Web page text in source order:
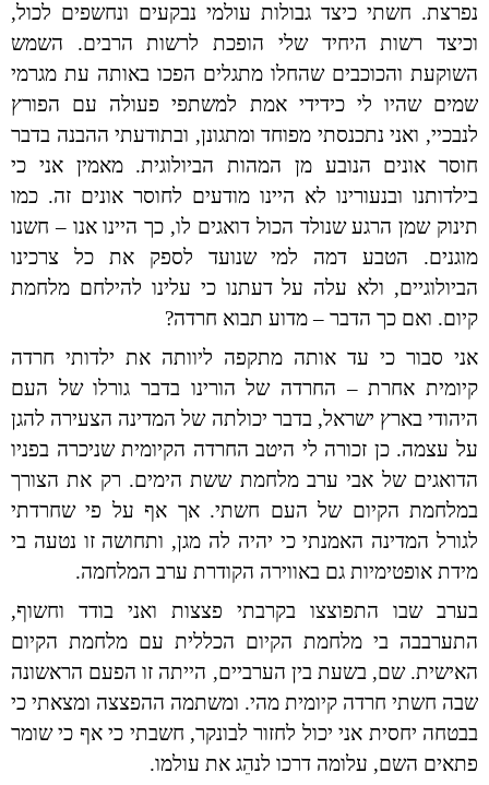
נפרצת. חשתי כיצד גבולות עולמי נבקעים ונחשפים לכול,
וכיצד רשות היחיד שלי הופכת לרשות הרבים. השמש
השוקעת והכוכבים שהחלו מתגלים הפכו באותה עת מגרמי
שמים שהיו לי כידידי אמת למשתפי פעולה עם הפורץ
לנבכיי, ואני נתכנסתי מפוחד ומתגונן, ובתודעתי ההבנה בדבר
חוסר אונים הנובע מן המהות הביולוגית. מאמין אני כי
בילדותנו ובנעורינו לא היינו מודעים לחוסר אונים זה. כמו
תינוק שמן הרגע שנולד הכול דואגים לו, כך היינו אנו – חשנו
מוגנים. הטבע דמה למי שנועד לספק את כל צרכינו
הביולוגיים, ולא עלה על דעתנו כי עלינו להילחם מלחמת
קיום. ואם כך הדבר – מדוע תבוא חרדה?
אני סבור כי עד אותה מתקפה ליוותה את ילדותי חרדה
קיומית אחרת – החרדה של הורינו בדבר גורלו של העם
היהודי בארץ ישראל, בדבר יכולתה של המדינה הצעירה להגן
על עצמה. כן זכורה לי היטב החרדה הקיומית שניכרה בפניו
הדואגים של אבי ערב מלחמת ששת הימים. רק את הצורך
במלחמת הקיום של העם חשתי. אך אף על פי שחרדתי
לגורל המדינה האמנתי כי יהיה לה מגן, ותחושה זו נטעה בי
מידת אופטימיות גם באווירה הקודרת ערב המלחמה.
בערב שבו התפוצצו בקרבתי פצצות ואני בודד וחשוף,
התערבבה בי מלחמת הקיום הכללית עם מלחמת הקיום
האישית. שם, בשעת בין הערביים, הייתה זו הפעם הראשונה
שבה חשתי חרדה קיומית מהי. ומשתמה ההפצצה ומצאתי כי
בבטחה יחסית אני יכול לחזור לבונקר, חשבתי כי אף כי שומר
פתאים השם, עלומה דרכו לנהֵג את עולמו.